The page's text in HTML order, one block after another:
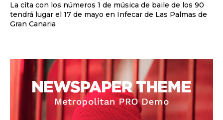
La cita con los números 1 de música de baile de los 90
tendrá lugar el 17 de mayo en Infecar de Las Palmas de
Gran Canaria